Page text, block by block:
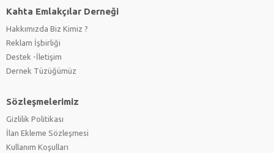
Kahta Emlakçılar Derneği
Hakkımızda Biz Kimiz ?
Reklam İşbirliği
Destek -İletişim
Dernek Tüzüğümüz
Sözleşmelerimiz
Gizlilik Politikası
İlan Ekleme Sözleşmesi
Kullanım Koşulları